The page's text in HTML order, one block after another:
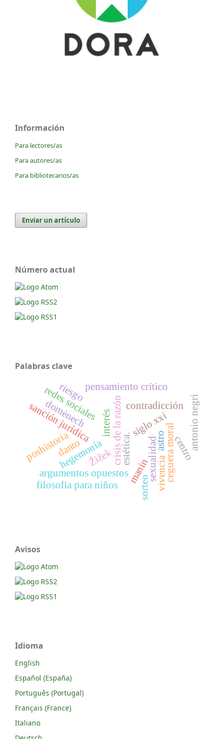
Información
Para lectores/as
Para autores/as
Para bibliotecarios/as
Enviar un artículo
Número actual
Palabras clave
sexualidad
argumentos opuestos
domènech crisis de la razón
Žižek
hegemonía estética.
sanción jurídica siglo xxi
filosofía para niños
contradicción
interés
poshistoria
redes socialespensamiento crítico
manin vivenciaceguera moral
astro
sorteo
riesgo
centroantonio negri
danto
Avisos
Idioma
English
Español (España)
Português (Portugal)
Français (France)
Italiano